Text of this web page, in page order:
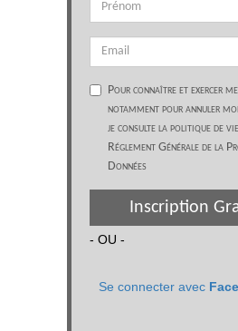
Pour connaître et exercer
notamment pour annuler
je consulte la politique de
Réglement Générale de la
Données
Inscription
- OU -
Se connecter avec